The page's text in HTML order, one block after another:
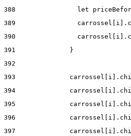
388
let
389
390
391
              }
392
393
394
395
396
397